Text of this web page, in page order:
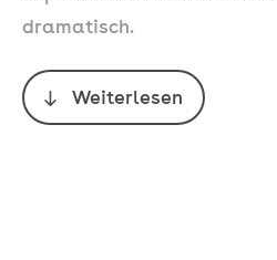
dramatisch.
Weiterlesen